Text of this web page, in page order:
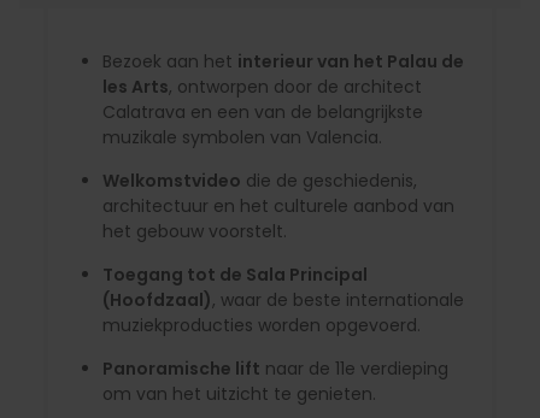
Bezoek aan het interieur van het Palau de
les Arts, ontworpen door de architect
Calatrava en een van de belangrijkste
muzikale symbolen van Valencia.
Welkomstvideo die de geschiedenis,
architectuur en het culturele aanbod van
het gebouw voorstelt.
Toegang tot de Sala Principal
(Hoofdzaal), waar de beste internationale
muziekproducties worden opgevoerd.
Panoramische lift naar de 11e verdieping
om van het uitzicht te genieten.